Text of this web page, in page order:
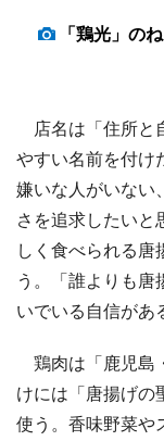
「鶏光」の
店名は「住所と
やすい名前を付け
嫌いな人がいない
さを追求したいと
しく食べられる唐
う。「誰よりも唐
いでいる自信があ
鶏肉は「鹿児島
けには「唐揚げの
使う。香味野菜や